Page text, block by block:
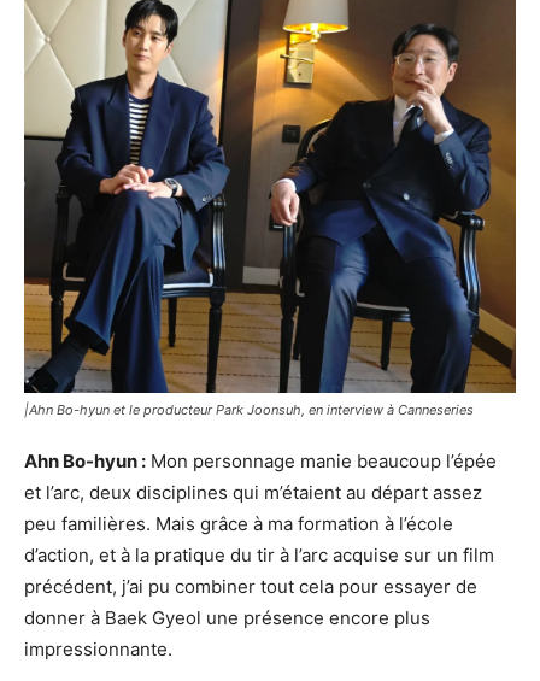
|Ahn Bo-hyun et le producteur Park Joonsuh, en interview à Canneseries
Ahn Bo-hyun : Mon personnage manie beaucoup l’épée
et l’arc, deux disciplines qui m’étaient au départ assez
peu familières. Mais grâce à ma formation à l’école
d’action, et à la pratique du tir à l’arc acquise sur un film
précédent, j’ai pu combiner tout cela pour essayer de
donner à Baek Gyeol une présence encore plus
impressionnante.